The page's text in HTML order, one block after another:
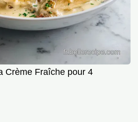
Crème Fraîche pour 4